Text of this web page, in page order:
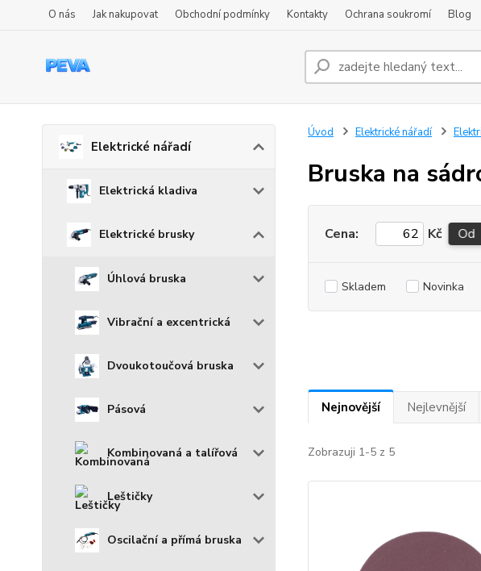
O nás Jak nakupovat Obchodní podmínky Kontakty Ochrana soukromí Blog
Elektrické nářadí
Elektrická kladiva
Elektrické brusky
Úhlová bruska
Vibrační a excentrická
Dvoukotoučová bruska
Pásová
Kombinovaná a talířová
Leštičky
Oscilační a přímá bruska
Úvod Elektrické nářadí
Bruska na
Cena: Kč Od
Skladem Novinka
Nejnovější Nejlevnější
Zobrazuji 1-5 z 5